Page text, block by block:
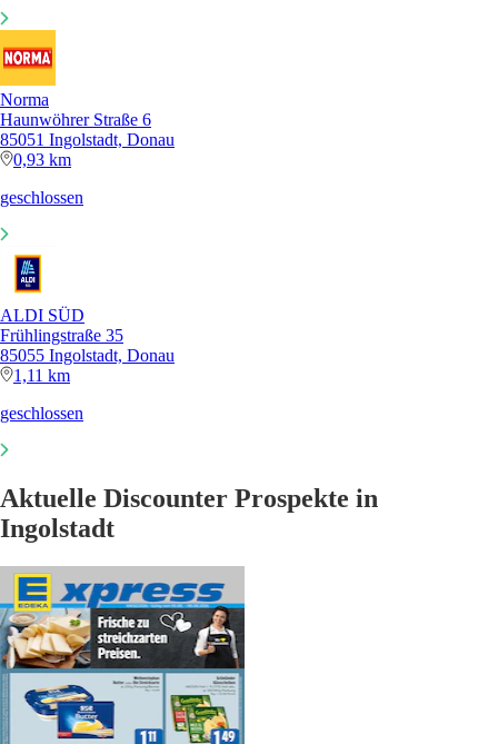
Norma
Haunwöhrer Straße 6
85051 Ingolstadt, Donau
0,93 km
geschlossen
ALDI SÜD
Frühlingstraße 35
85055 Ingolstadt, Donau
1,11 km
geschlossen
Aktuelle Discounter Prospekte in
Ingolstadt